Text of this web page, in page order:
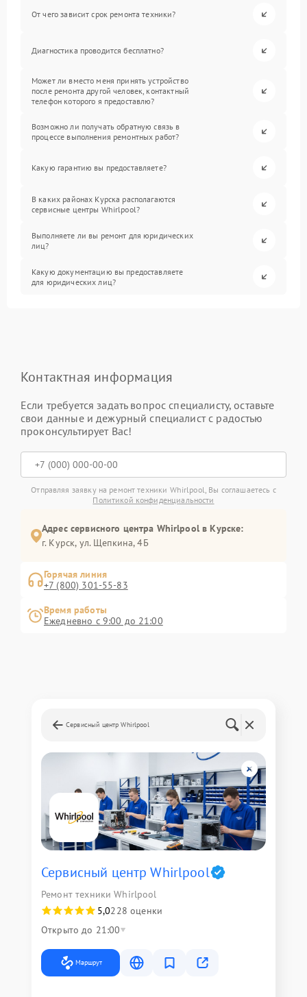
От чего зависит срок ремонта техники?
Диагностика проводится бесплатно?
Может ли вместо меня принять устройство
после ремонта другой человек, контактный
телефон которого я предоставлю?
Возможно ли получать обратную связь в
процессе выполнения ремонтных работ?
Какую гарантию вы предоставляете?
В каких районах Курска располагаются
сервисные центры Whirlpool?
Выполняете ли вы ремонт для юридических
лиц?
Какую документацию вы предоставляете
для юридических лиц?
Контактная информация
Если требуется задать вопрос специалисту, оставьте
свои данные и дежурный специалист с радостью
проконсультирует Вас!
Отправляя заявку на ремонт техники Whirlpool, Вы соглашаетесь с
Политикой конфиденциальности
Адрес сервисного центра Whirlpool в Курске:
г. Курск, ул. Щепкина, 4Б
Горячая линия
+7 (800) 301-55-83
Время работы
Ежедневно с 9:00 до 21:00
Сервисный центр Whirlpool
Сервисный центр Whirlpool
Ремонт техники Whirlpool
5,0228 оценки
Открыто до 21:00
Маршрут